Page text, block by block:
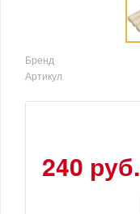
Бренд
Артикул
240 руб.